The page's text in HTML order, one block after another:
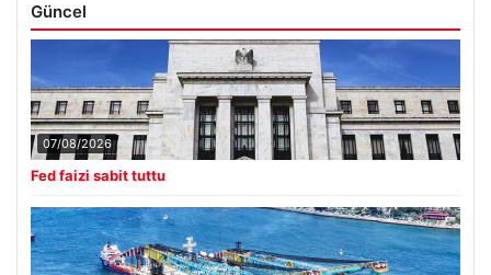
Güncel
07/08/2026
Fed faizi sabit tuttu